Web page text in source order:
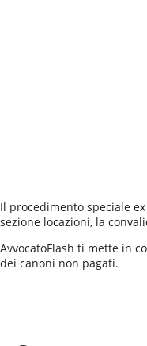
Il procedimento speciale
sezione locazioni, la
AvvocatoFlash ti mette in
dei canoni non pagati.